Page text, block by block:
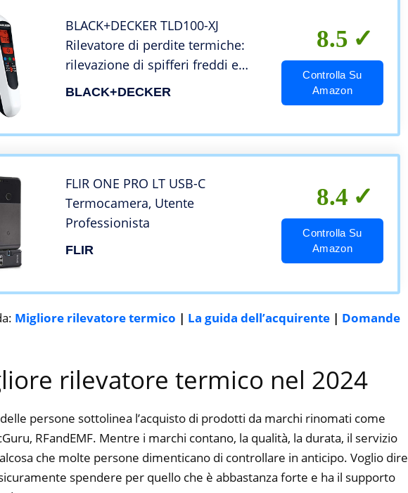
BLACK+DECKER TLD100-XJ
Rilevatore di perdite termiche:
rilevazione di spifferi freddi e
caldi, display digitale per lettura
BLACK+DECKER
8.5
Controlla Su
Amazon
FLIR ONE PRO LT USB-C
Termocamera, Utente
Professionista
FLIR
8.4
Controlla Su
Amazon
Migliore rilevatore termico | La guida dell’acquirente | Domande
rilevatore termico nel 2024
persone sottolinea l’acquisto di prodotti da marchi rinomati come
RFandEMF. Mentre i marchi contano, la qualità, la durata, il servizio
che molte persone dimenticano di controllare in anticipo. Voglio dire
spendere per quello che è abbastanza forte e ha il supporto